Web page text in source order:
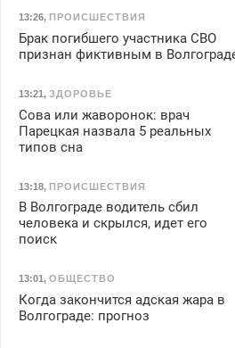
13:26, ПРОИСШЕСТВИЯ
Брак погибшего участника СВО
признан фиктивным в
13:21, ЗДОРОВЬЕ
Сова или жаворонок: врач
Парецкая назвала 5 реальных
типов сна
13:18, ПРОИСШЕСТВИЯ
В Волгограде водитель сбил
человека и скрылся, идет его
поиск
13:01, ОБЩЕСТВО
Когда закончится адская жара в
Волгограде: прогноз